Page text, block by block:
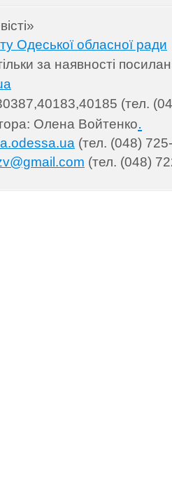
Одеської обласної ради
ільки за наявності
387,40183,40185 (тел.
Олена Войтенко.
(тел. (048)
(тел. (048)